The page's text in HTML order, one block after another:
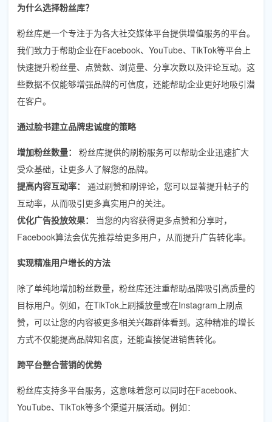
为什么选择粉丝库？
粉丝库是一个专注于为各大社交媒体平台提供增值服务的平台。
我们致力于帮助企业在Facebook、YouTube、TikTok等平台上
快速提升粉丝量、点赞数、浏览量、分享次数以及评论互动。这
些数据不仅能够增强品牌的可信度，还能帮助企业更好地吸引潜
在客户。
通过脸书建立品牌忠诚度的策略
增加粉丝数量：
粉丝库提供的刷粉服务可以帮助企业迅速扩大
受众基础，让更多人了解您的品牌。
提高内容互动率：
通过刷赞和刷评论，您可以显著提升帖子的
互动率，从而吸引更多真实用户的关注。
优化广告投放效果：
当您的内容获得更多点赞和分享时，
Facebook算法会优先推荐给更多用户，从而提升广告转化率。
实现精准用户增长的方法
除了单纯地增加粉丝数量，粉丝库还注重帮助品牌吸引高质量的
目标用户。例如，在TikTok上刷播放量或在Instagram上刷点
赞，可以让您的内容被更多相关兴趣群体看到。这种精准的增长
方式不仅能提高品牌知名度，还能直接促进销售转化。
跨平台整合营销的优势
粉丝库支持多平台服务，这意味着您可以同时在Facebook、
YouTube、TikTok等多个渠道开展活动。例如：